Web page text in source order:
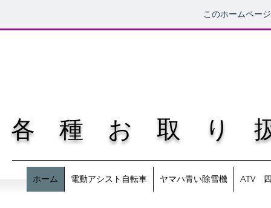
このホームペー
各 種 お 取 り
ホーム 電動アシスト自転車 ヤマハ青い除雪機 ATV